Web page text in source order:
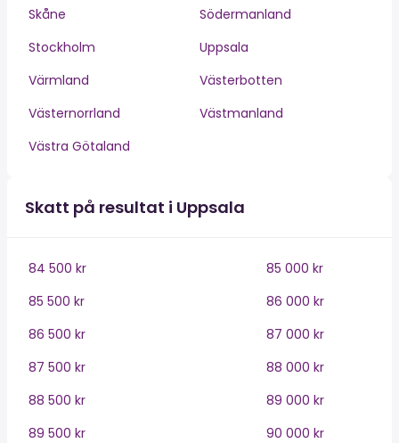
Skåne
Södermanland
Stockholm
Uppsala
Värmland
Västerbotten
Västernorrland
Västmanland
Västra Götaland
Skatt på resultat i Uppsala
84 500 kr
85 000 kr
85 500 kr
86 000 kr
86 500 kr
87 000 kr
87 500 kr
88 000 kr
88 500 kr
89 000 kr
89 500 kr
90 000 kr